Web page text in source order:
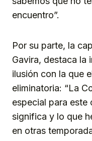
encuentro”.
Por su parte, la
Gavira, destaca la
ilusión con la que
eliminatoria: “La
especial para este
significa y lo que
en otras